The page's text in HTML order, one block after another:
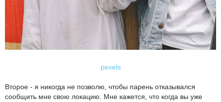
pexels
Второе - я никогда не позволю, чтобы парень отказывался
сообщить мне свою локацию. Мне кажется, что когда вы уже